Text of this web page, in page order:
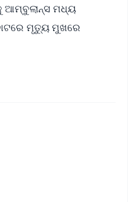
ଆମ୍ବୁଲାନ୍ସ ମଧ୍ୟ
ମୃତ୍ୟୁ ମୁଖରେ